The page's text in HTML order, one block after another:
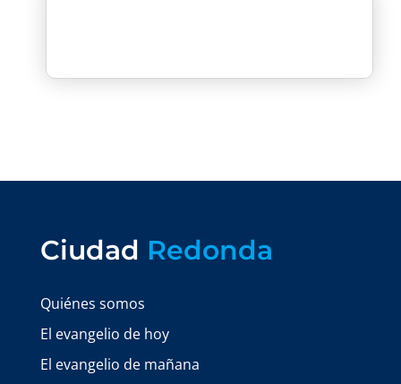
Ciudad Redonda
Quiénes somos
El evangelio de hoy
El evangelio de mañana